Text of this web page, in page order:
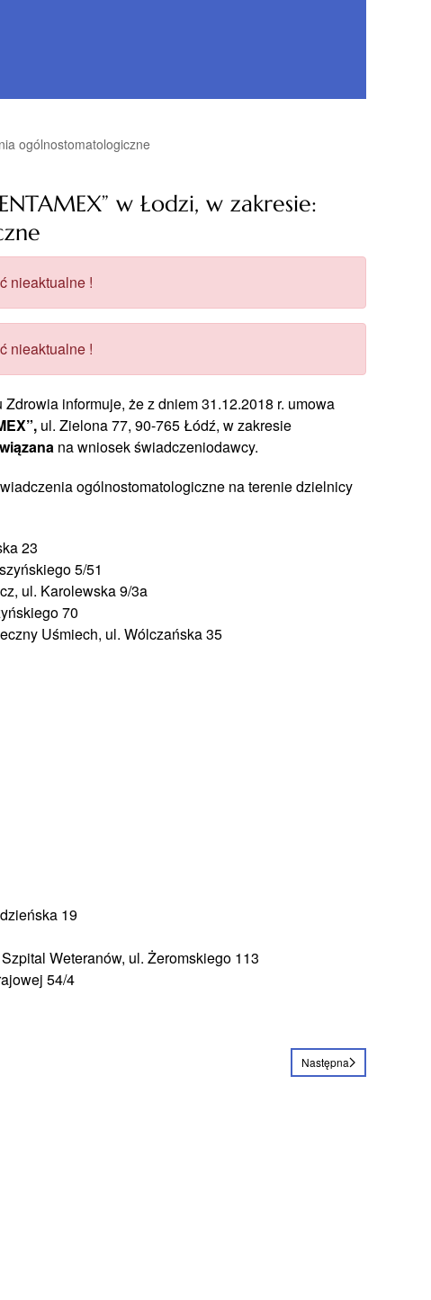
ogólnostomatologiczne
w Łodzi, w zakresie:
nieaktualne !
nieaktualne !
informuje, że z dniem 31.12.2018 r. umowa
ul. Zielona 77, 90-765 Łódź, w zakresie
na wniosek świadczeniodawcy.
ogólnostomatologiczne na terenie dzielnicy
23
5/51
ul. Karolewska 9/3a
70
Uśmiech, ul. Wólczańska 35
19
Weteranów, ul. Żeromskiego 113
54/4
Następna